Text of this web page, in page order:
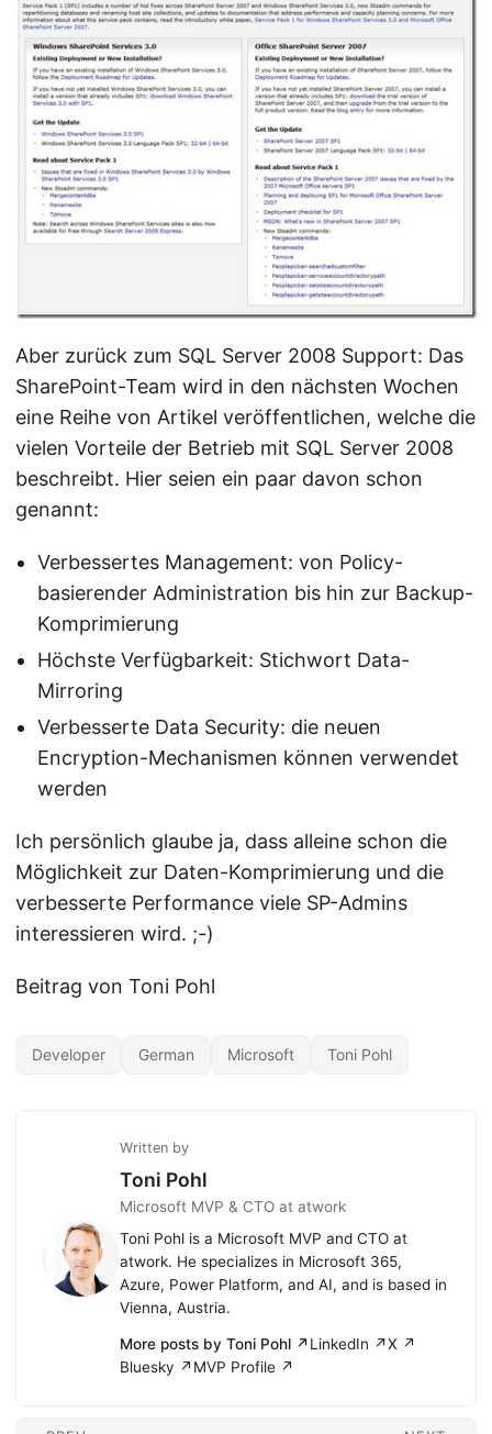
Aber zurück zum SQL Server 2008 Support: Das
SharePoint-Team wird in den nächsten Wochen
eine Reihe von Artikel veröffentlichen, welche die
vielen Vorteile der Betrieb mit SQL Server 2008
beschreibt. Hier seien ein paar davon schon
genannt:
Verbessertes Management: von Policy-
basierender Administration bis hin zur Backup-
Komprimierung
Höchste Verfügbarkeit: Stichwort Data-
Mirroring
Verbesserte Data Security: die neuen
Encryption-Mechanismen können verwendet
werden
Ich persönlich glaube ja, dass alleine schon die
Möglichkeit zur Daten-Komprimierung und die
verbesserte Performance viele SP-Admins
interessieren wird. ;-)
Beitrag von Toni Pohl
Developer German Microsoft Toni Pohl
Written by
Toni Pohl
Microsoft MVP & CTO at atwork
Toni Pohl is a Microsoft MVP and CTO at
atwork. He specializes in Microsoft 365,
Azure, Power Platform, and AI, and is based in
Vienna, Austria.
More posts by Toni Pohl ↗LinkedIn ↗X ↗
Bluesky ↗ MVP Profile ↗